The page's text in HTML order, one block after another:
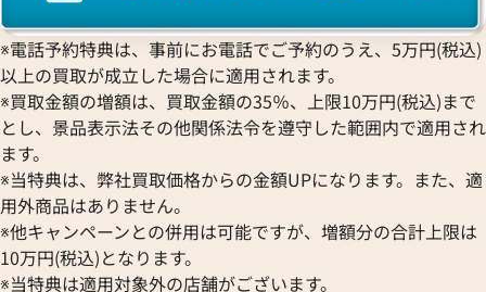
レザー Z刻印 シルバー金具
参考買取価格
57,000 円
2026年5月17日時点
エルメス アザッ
イン コインケース
金具
参考買取価格
57,000円
2025年12月17日
※電話予約特典は、事前にお電話でご予約のうえ、5万円(税込)
以上の買取が成立した場合に適用されます。
※買取金額の増額は、買取金額の35％、上限10万円(税込)まで
とし、景品表示法その他関係法令を遵守した範囲内で適用され
ます。
※当特典は、弊社買取価格からの金額UPになります。また、適
用外商品はありません。
※他キャンペーンとの併用は可能ですが、増額分の合計上限は
10万円(税込)となります。
※当特典は適用対象外の店舗がございます。